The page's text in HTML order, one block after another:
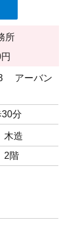
所
3 アーバン
分
木造
2階